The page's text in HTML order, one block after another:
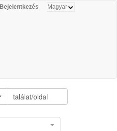
Bejelentkezés
találat/oldal